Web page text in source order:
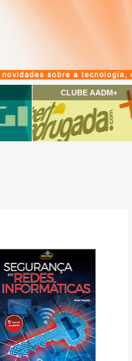
CLUBE AADM+